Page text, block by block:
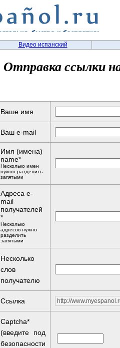
Видео испанский
Отправка ссылки
Ваше имя
Ваш e-mail
Имя (имена)
name*
Несколько имен
нужно разделить
запятыми
Адреса e-
mail
получателей
*
Несколько
адресов нужно
разделить
запятыми
Несколько
слов
получателю
Ссылка
Captcha*
(введите под
безопасности